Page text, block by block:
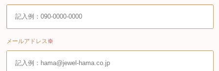
メールアドレス※